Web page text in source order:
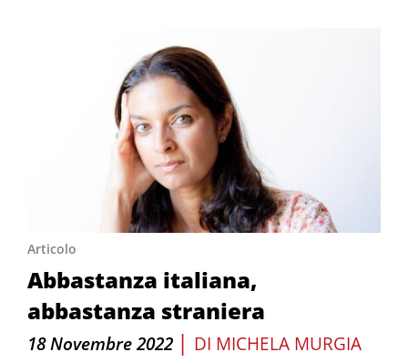
Articolo
Abbastanza italiana,
abbastanza straniera
18 Novembre 2022 | DI MICHELA MURGIA